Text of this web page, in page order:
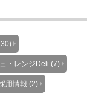
・レンジDeli (7)
用情報 (2)